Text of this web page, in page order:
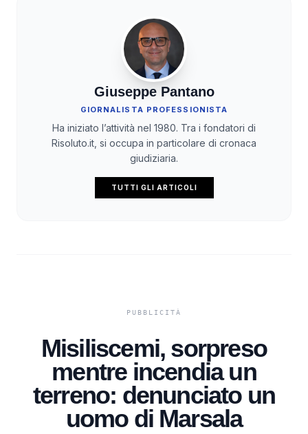
Giuseppe Pantano
GIORNALISTA PROFESSIONISTA
Ha iniziato l’attività nel 1980. Tra i fondatori di
Risoluto.it, si occupa in particolare di cronaca
giudiziaria.
TUTTI GLI ARTICOLI
Misiliscemi, sorpreso
mentre incendia un
terreno: denunciato un
uomo di Marsala